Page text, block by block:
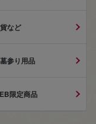
など
参り用品
限定商品